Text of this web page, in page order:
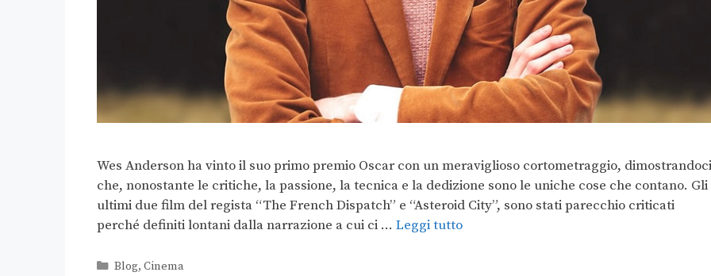
Wes Anderson ha vinto il suo primo premio Oscar con un meraviglioso cortometraggio, dimostrandoci
che, nonostante le critiche, la passione, la tecnica e la dedizione sono le uniche cose che contano. Gli
ultimi due film del regista “The French Dispatch” e “Asteroid City”, sono stati parecchio criticati
perché definiti lontani dalla narrazione a cui ci … Leggi tutto
Blog, Cinema